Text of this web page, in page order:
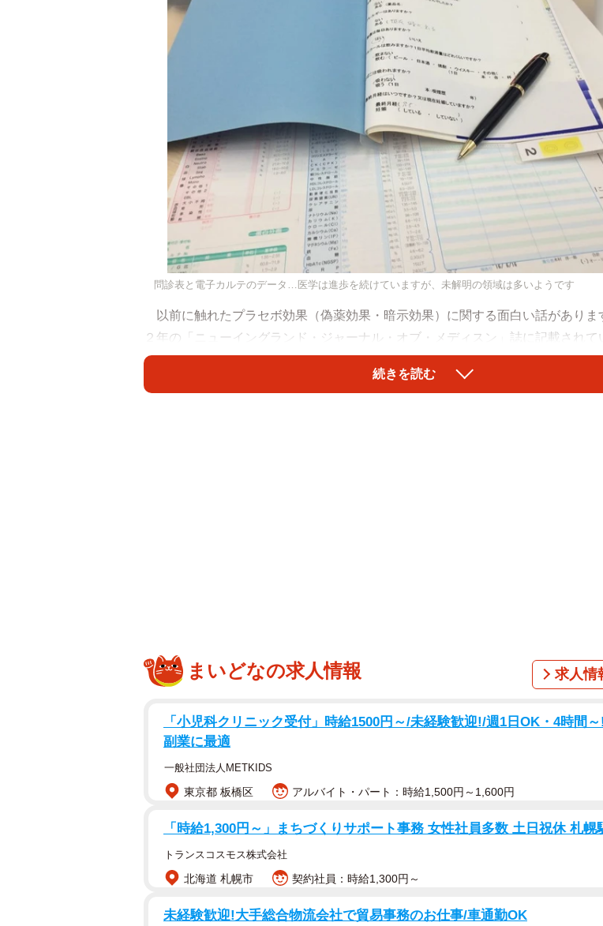
問診表と電子カルテのデータ…医学は進歩を続けていますが、未解明の領域は多いようです
以前に触れたプラセボ効果（偽薬効果・暗示効果）に関する面白い話がありま
２年の「ニューイングランド・ジャーナル・オブ・メディスン」誌に記載されて
す。それまでのプラセボ効果は、内服や注射、点滴、食物の摂取などが主な対象
すが、なんと外科手術に対し、なされていたというのです。
わち、コレラに罹患しなかったのです。
続きを読む
まいどなの求人情報 求人情
「小児科クリニック受付」時給1500円～/未経験歓迎!/週1日OK・4時間
副業に最適
一般社団法人METKIDS
東京都 板橋区 アルバイト・パート：時給1,500円～1,600円
「時給1,300円～」まちづくりサポート事務 女性社員多数 土日祝休 札幌
トランスコスモス株式会社
北海道 札幌市 契約社員：時給1,300円～
未経験歓迎!大手総合物流会社で貿易事務のお仕事/車通勤OK